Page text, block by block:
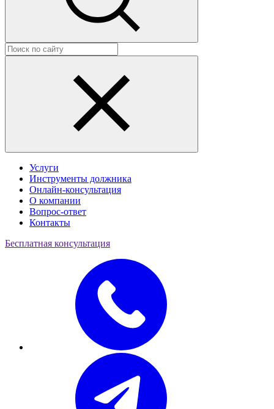
Услуги
Инструменты должника
Онлайн-консультация
О компании
Вопрос-ответ
Контакты
Бесплатная консультация